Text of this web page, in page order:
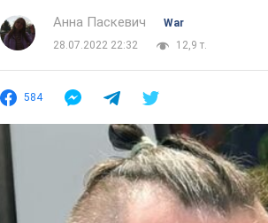
Анна Паскевич
War
28.07.2022 22:32
12,9 т.
584